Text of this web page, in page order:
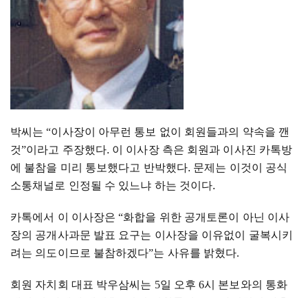
박씨는“이사장이 아무런 통보 없이 회원들과의 약속을 깬
것”이라고 주장했다. 이 이사장 측은 회원과 이사진 카톡방
에 불참을 미리 통보했다고 반박했다. 문제는 이것이 공식
소통채널로 인정될 수 있느냐 하는 것이다.
카톡에서 이 이사장은“화합을 위한 공개토론이 아닌 이사
장의 공개사과문 발표 요구는 이사장을 이유없이 굴복시키
려는 의도이므로 불참하겠다”는 사유를 밝혔다.
회원 자치회 대표 박우삼씨는 5일 오후6시 본보와의 통화